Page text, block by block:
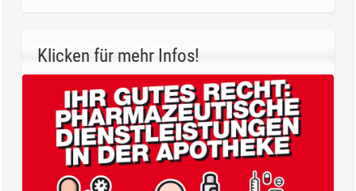
Klicken für mehr Infos!